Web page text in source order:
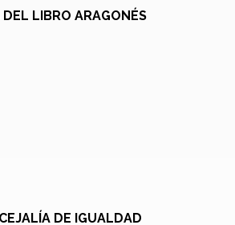
DEL LIBRO ARAGONÉS
DE IGUALDAD